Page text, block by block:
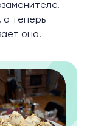
а теперь
она.